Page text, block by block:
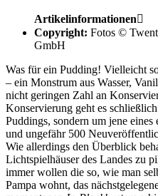
Artikelinformationen
Copyright: Fotos ©
GmbH
Was für ein Pudding! Vielleicht
– ein Monstrum aus Wasser,
nicht geringen Zahl an
Konservierung geht es
Puddings, sondern um jene
und ungefähr 500
Wie allerdings den Überblick
Lichtspielhäuser des Landes zu
immer wollen die so, wie man
Pampa wohnt, das